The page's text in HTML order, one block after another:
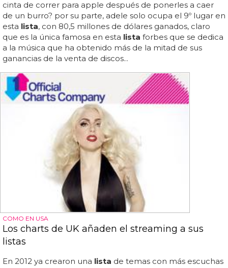
cinta de correr para apple después de ponerles a caer
de un burro? por su parte, adele solo ocupa el 9º lugar en
esta lista, con 80,5 millones de dólares ganados, claro
que es la única famosa en esta lista forbes que se dedica
a la música que ha obtenido más de la mitad de sus
ganancias de la venta de discos...
COMO EN USA
Los charts de UK añaden el streaming a sus
listas
En 2012 ya crearon una lista de temas con más escuchas